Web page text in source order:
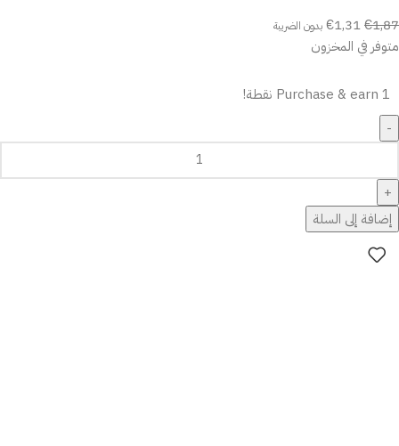
€1,87
€1,31 بدون الضريبة
متوفر في المخزون
Purchase & earn 1 نقطة!
إضافة إلى السلة